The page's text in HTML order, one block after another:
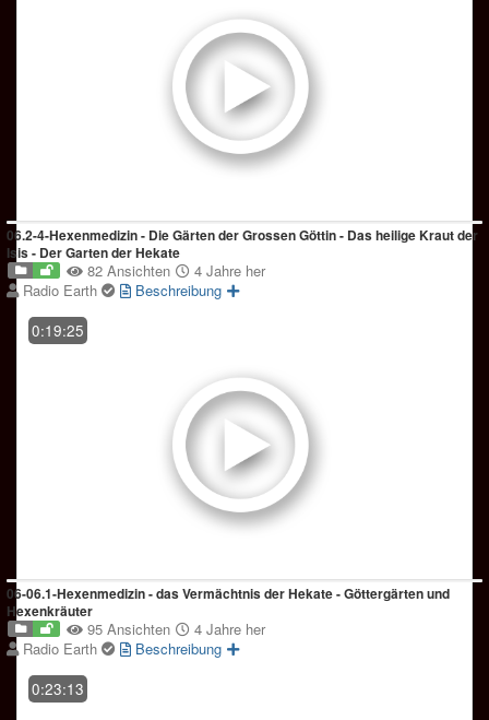
06.2-4-Hexenmedizin - Die Gärten der Grossen Göttin - Das heilige Kraut der
Isis - Der Garten der Hekate
82 Ansichten
4 Jahre her
Radio Earth
Beschreibung
0:19:25
06-06.1-Hexenmedizin - das Vermächtnis der Hekate - Göttergärten und
Hexenkräuter
95 Ansichten
4 Jahre her
Radio Earth
Beschreibung
0:23:13